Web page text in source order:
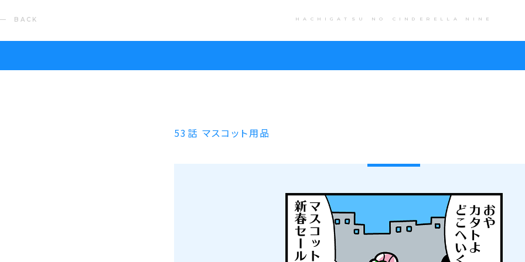
HACHIGATSU NO CINDERELLA NINE
BACK
53話 マスコット用品